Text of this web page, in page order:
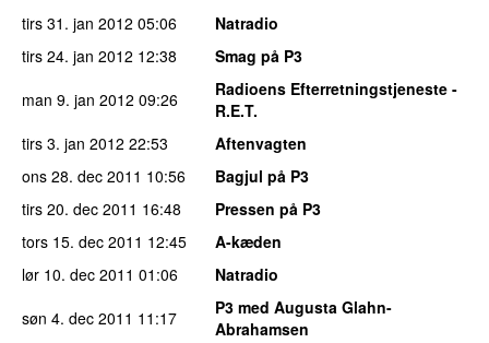
tirs 31. jan 2012 05:06
Natradio
tirs 24. jan 2012 12:38
Smag på P3
man 9. jan 2012 09:26
Radioens Efterretningstjeneste -
R.E.T.
tirs 3. jan 2012 22:53
Aftenvagten
ons 28. dec 2011 10:56
Bagjul på P3
tirs 20. dec 2011 16:48
Pressen på P3
tors 15. dec 2011 12:45
A-kæden
lør 10. dec 2011 01:06
Natradio
søn 4. dec 2011 11:17
P3 med Augusta Glahn-
Abrahamsen